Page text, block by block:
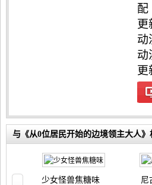
更
动
动
更
与《从0位居民开始的边境领主大人》
少女怪兽焦糖味 尼